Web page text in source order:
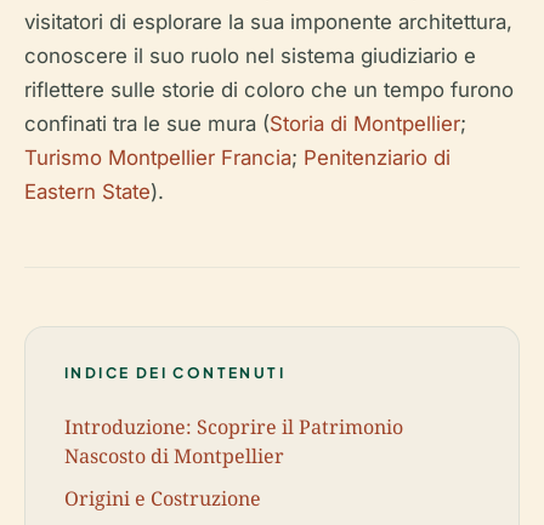
visitatori di esplorare la sua imponente architettura,
conoscere il suo ruolo nel sistema giudiziario e
riflettere sulle storie di coloro che un tempo furono
confinati tra le sue mura (Storia di Montpellier;
Turismo Montpellier Francia; Penitenziario di
Eastern State).
INDICE DEI CONTENUTI
Introduzione: Scoprire il Patrimonio
Nascosto di Montpellier
Origini e Costruzione